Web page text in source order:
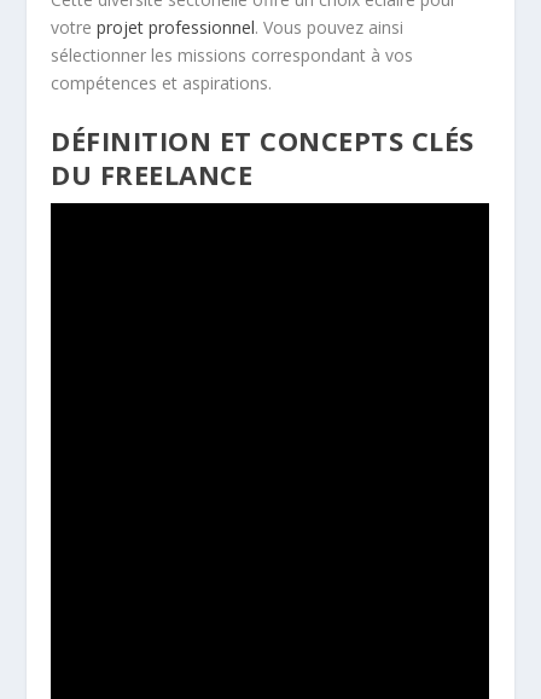
votreprojet professionnel. Vous pouvez ainsi
sélectionner les missions correspondant à vos
compétences et aspirations.
DÉFINITION ET CONCEPTS CLÉS
DU FREELANCE